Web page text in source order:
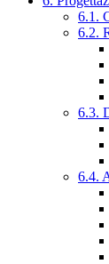
6.1.
6.2.
6.3.
6.4.